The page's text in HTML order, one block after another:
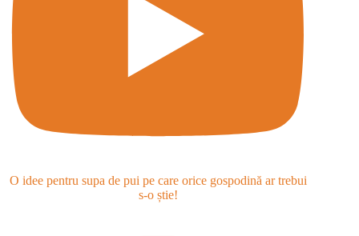
O idee pentru supa de pui pe care orice gospodină ar trebui
s-o știe!